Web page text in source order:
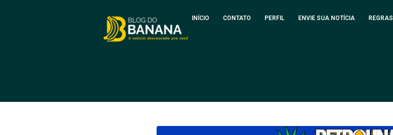
INÍCIO CONTATO PERFIL ENVIE SUA NOTÍCIA REGRAS